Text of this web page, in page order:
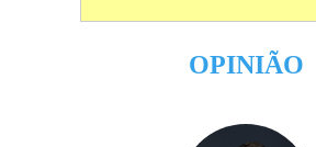
OPINIÃO